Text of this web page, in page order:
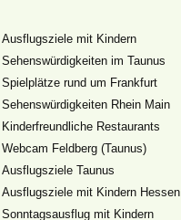
Ausflugsziele mit Kindern
Sehenswürdigkeiten im Taunus
Spielplätze rund um Frankfurt
Sehenswürdigkeiten Rhein Main
Kinderfreundliche Restaurants
Webcam Feldberg (Taunus)
Ausflugsziele Taunus
Ausflugsziele mit Kindern Hessen
Sonntagsausflug mit Kindern